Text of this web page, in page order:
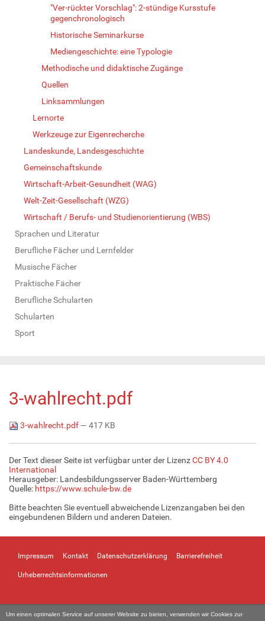
Um einen optimalen Service auf unserer Website zu bieten, verwenden wir Cookies zur
"Ver-rückter Vorschlag": 2-stündige Kursstufe
gegenchronologisch
Historische Seminarkurse
Mediengeschichte: eine Typologie
Methodische und didaktische Zugänge
Quellen
Linksammlungen
Lernorte
Werkzeuge zur Eigenrecherche
Landeskunde, Landesgeschichte
Gemeinschaftskunde
Wirtschaft-Arbeit-Gesundheit (WAG)
Welt-Zeit-Gesellschaft (WZG)
Wirtschaft / Berufs- und Studienorientierung (WBS)
Sprachen und Literatur
Berufliche Fächer und Lernfelder
Musische Fächer
Praktische Fächer
Berufliche Schularten
Schularten
Sport
3-wahlrecht.pdf
3-wahlrecht.pdf— 417 KB
Der Text dieser Seite ist verfügbar unter der LizenzCC BY 4.0
International
Herausgeber: Landesbildungsserver Baden-Württemberg
Quelle: https://www.schule-bw.de
Bitte beachten Sie eventuell abweichende Lizenzangaben bei den
eingebundenen Bildern und anderen Dateien.
Impressum Kontakt Datenschutzerklärung Barrierefreiheit
Urheberrechtsinformationen